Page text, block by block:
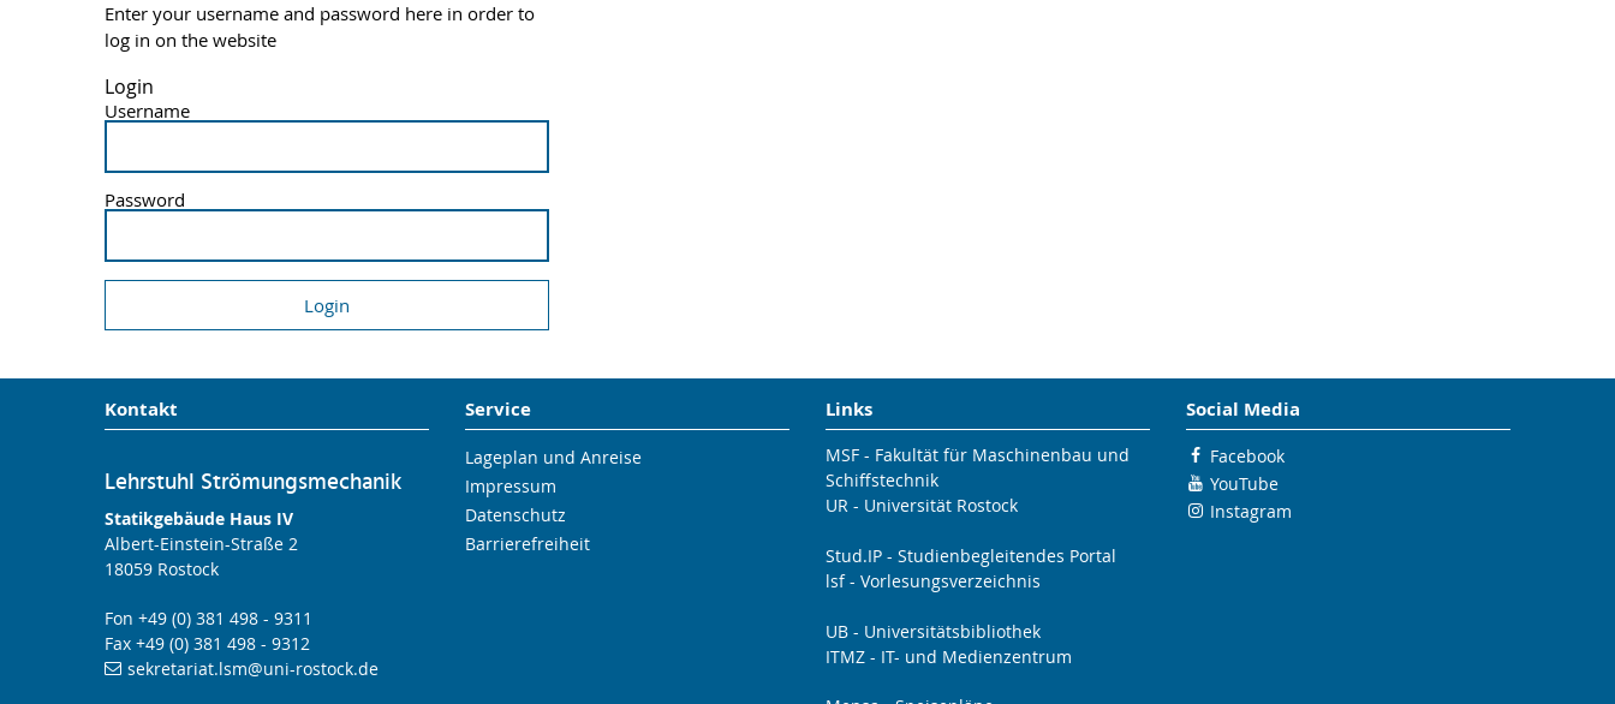
Enter your username and password here in order to
log in on the website
Login
Username
Password
Kontakt
Lehrstuhl Strömungsmechanik
Statikgebäude Haus IV
Albert-Einstein-Straße 2
18059 Rostock
Fon +49 (0) 381 498 - 9311
Fax +49 (0) 381 498 - 9312
sekretariat.lsm@uni-rostock.de
Service
Lageplan und Anreise
Impressum
Datenschutz
Barrierefreiheit
Links
MSF - Fakultät für Maschinenbau und
Schiffstechnik
UR - Universität Rostock
Stud.IP - Studienbegleitendes Portal
lsf - Vorlesungsverzeichnis
UB - Universitätsbibliothek
ITMZ - IT- und Medienzentrum
Social Media
Facebook
YouTube
Instagram